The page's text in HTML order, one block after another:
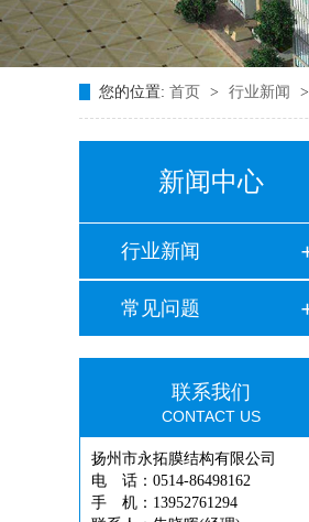
您的位置: 首页 > 行业新闻 >
新闻中心
行业新闻
常见问题
联系我们
CONTACT US
扬州市永拓膜结构有限公司
电 话：0514-86498162
手 机：13952761294